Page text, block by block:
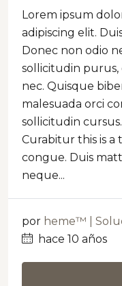
Lorem ipsum
adipiscing elit.
Donec non odio
sollicitudin
nec. Quisque
malesuada orci
sollicitudin
Curabitur this is
congue. Duis
neque...
por heme™ |
hace 10 años